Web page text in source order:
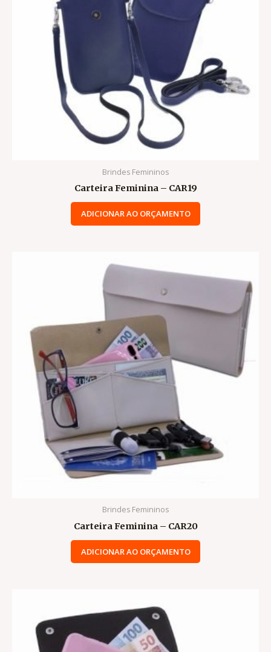
Brindes Femininos
Carteira Feminina – CAR19
ADICIONAR AO ORÇAMENTO
Brindes Femininos
Carteira Feminina – CAR20
ADICIONAR AO ORÇAMENTO